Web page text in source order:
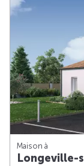
Maison à
Longeville-